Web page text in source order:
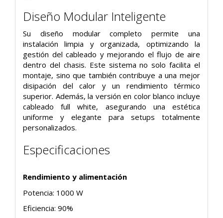
Diseño Modular Inteligente
Su diseño modular completo permite una
instalación limpia y organizada, optimizando la
gestión del cableado y mejorando el flujo de aire
dentro del chasis. Este sistema no solo facilita el
montaje, sino que también contribuye a una mejor
disipación del calor y un rendimiento térmico
superior. Además, la versión en color blanco incluye
cableado full white, asegurando una estética
uniforme y elegante para setups totalmente
personalizados.
Especificaciones
Rendimiento y alimentación
Potencia: 1000 W
Eficiencia: 90%